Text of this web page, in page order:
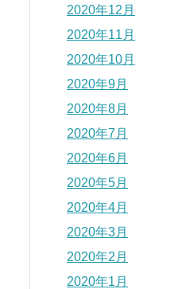
2020年12月
2020年11月
2020年10月
2020年9月
2020年8月
2020年7月
2020年6月
2020年5月
2020年4月
2020年3月
2020年2月
2020年1月